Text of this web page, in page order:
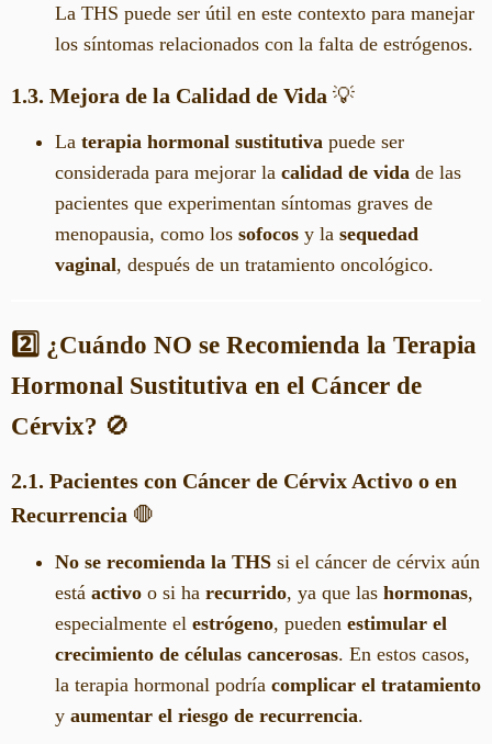
La THS puede ser útil en este contexto para manejar
los síntomas relacionados con la falta de estrógenos.
1.3. Mejora de la Calidad de Vida 💡
La terapia hormonal sustitutiva puede ser
considerada para mejorar la calidad de vida de las
pacientes que experimentan síntomas graves de
menopausia, como los sofocos y la sequedad
vaginal, después de un tratamiento oncológico.
2️⃣ ¿Cuándo NO se Recomienda la Terapia
Hormonal Sustitutiva en el Cáncer de
Cérvix? 🚫
2.1. Pacientes con Cáncer de Cérvix Activo o en
Recurrencia 🛑
No se recomienda la THS si el cáncer de cérvix aún
está activo o si ha recurrido, ya que las hormonas,
especialmente el estrógeno, pueden estimular el
crecimiento de células cancerosas. En estos casos,
la terapia hormonal podría complicar el tratamiento
y aumentar el riesgo de recurrencia.